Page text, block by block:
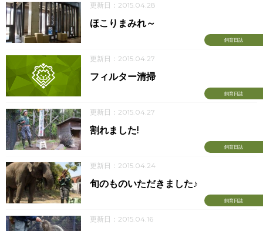
更新日：2015.04.28
飼育日誌
ほこりまみれ～
更新日：2015.04.27
飼育日誌
フィルター清掃
更新日：2015.04.27
飼育日誌
割れました!
更新日：2015.04.24
飼育日誌
旬のものいただきました♪
更新日：2015.04.16